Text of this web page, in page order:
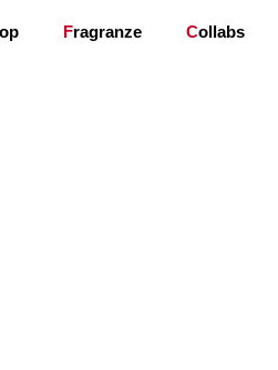
Fragranze Collabs